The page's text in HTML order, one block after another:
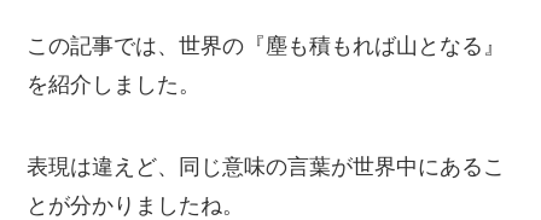
この記事では、世界の『塵も積もれば山となる』
を紹介しました。
表現は違えど、同じ意味の言葉が世界中にあるこ
とが分かりましたね。